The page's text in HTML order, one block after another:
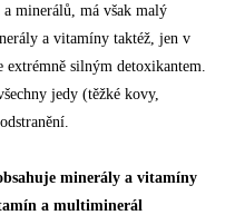
minerálů, má však malý
a vitamíny taktéž, jen v
silným detoxikantem.
jedy (těžké kovy,
minerály a vitamíny
a multiminerál